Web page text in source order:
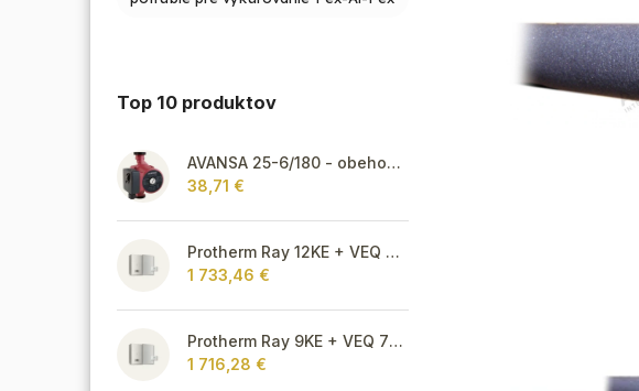
Top 10 produktov
AVANSA 25-6/180 - obehové čerpadlo, pripojovací závit 6/4"
38,71 €
Protherm Ray 12KE + VEQ 75 + Thermolink P
1 733,46 €
Protherm Ray 9KE + VEQ 75 + Thermolink P
1 716,28 €